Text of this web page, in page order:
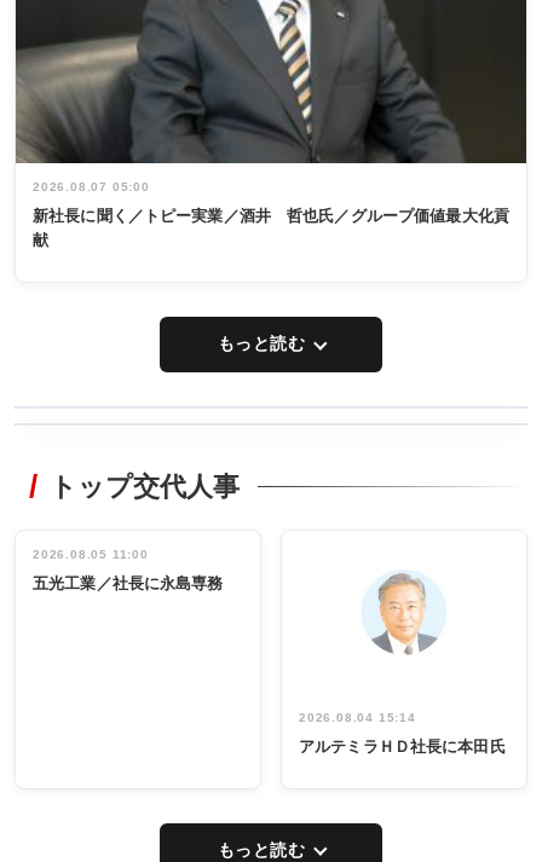
2026.08.07 05:00
新社長に聞く／トピー実業／酒井 哲也氏／グループ価値最大化貢
献
もっと読む
非鉄業界で
インタビュ
ー／社内ア
タックトレー
祝う 業界関
係者ら220人
出席
トップ交代人事
2026.08.05 11:00
五光工業／社長に永島専務
2026.08.04 15:14
アルテミラＨＤ社長に本田氏
もっと読む